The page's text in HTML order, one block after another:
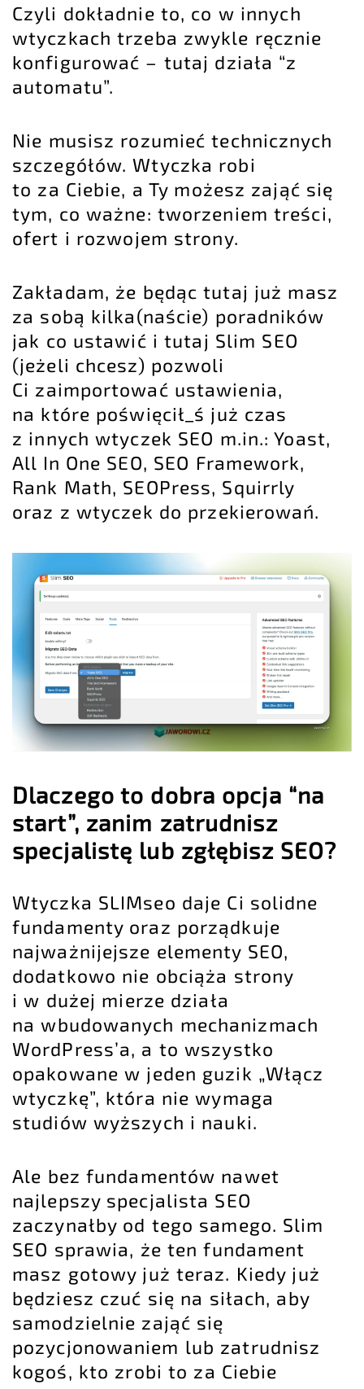
Czyli dokładnie to, co w innych
wtyczkach trzeba zwykle ręcznie
konfigurować – tutaj działa “z
automatu”.
Nie musisz rozumieć technicznych
szczegółów. Wtyczka robi
to za Ciebie, a Ty możesz zająć się
tym, co ważne: tworzeniem treści,
ofert i rozwojem strony.
Zakładam, że będąc tutaj już masz
za sobą kilka(naście) poradników
jak co ustawić i tutaj Slim SEO
(jeżeli chcesz) pozwoli
Ci zaimportować ustawienia,
na które poświęcił_ś już czas
z innych wtyczek SEO m.in.: Yoast,
All In One SEO, SEO Framework,
Rank Math, SEOPress, Squirrly
oraz z wtyczek do przekierowań.
Dlaczego to dobra opcja “na
start”, zanim zatrudnisz
specjalistę lub zgłębisz SEO?
Wtyczka SLIMseo daje Ci solidne
fundamenty oraz porządkuje
najważnijejsze elementy SEO,
dodatkowo nie obciąża strony
i w dużej mierze działa
na wbudowanych mechanizmach
WordPress’a, a to wszystko
opakowane w jeden guzik „Włącz
wtyczkę”, która nie wymaga
studiów wyższych i nauki.
Ale bez fundamentów nawet
najlepszy specjalista SEO
zaczynałby od tego samego. Slim
SEO sprawia, że ten fundament
masz gotowy już teraz. Kiedy już
będziesz czuć się na siłach, aby
samodzielnie zająć się
pozycjonowaniem lub zatrudnisz
kogoś, kto zrobi to za Ciebie